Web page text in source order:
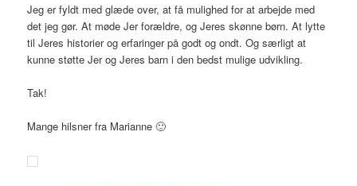
Jeg er fyldt med glæde over, at få mulighed for at arbejde med
det jeg gør. At møde Jer forældre, og Jeres skønne børn. At lytte
til Jeres historier og erfaringer på godt og ondt. Og særligt at
kunne støtte Jer og Jeres barn i den bedst mulige udvikling.
Tak!
Mange hilsner fra Marianne 🙂